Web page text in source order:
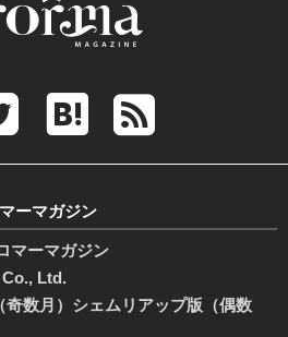
ーマガジン
マーマガジン
Ltd.
奇数月）シェムリアップ版（偶数